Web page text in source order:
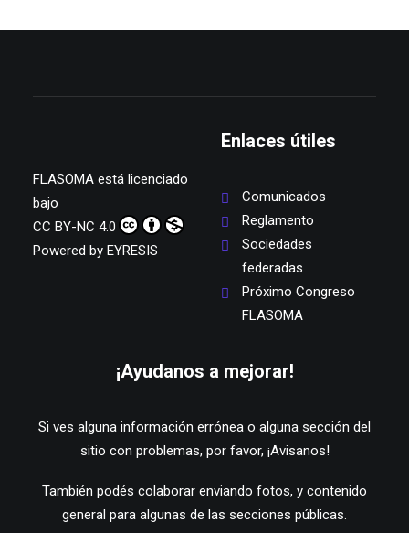
FLASOMA está licenciado
bajo
CC BY-NC 4.0
Powered by EYRESIS
Enlaces útiles
Comunicados
Reglamento
Sociedades
federadas
Próximo Congreso
FLASOMA
¡Ayudanos a mejorar!
Si ves alguna información errónea o alguna sección del
sitio con problemas, por favor, ¡Avisanos!
También podés colaborar enviando fotos, y contenido
general para algunas de las secciones públicas.